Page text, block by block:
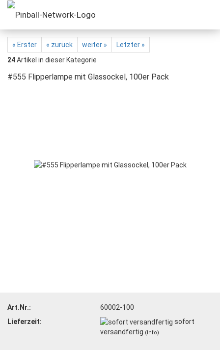
« Erster « zurück weiter »
Letzter »
24Artikel in dieser Kategorie
#555 Flipperlampe mit Glassockel, 100er Pack
Art.Nr.:
60002-100
Lieferzeit:
sofort
versandfertig (Info)